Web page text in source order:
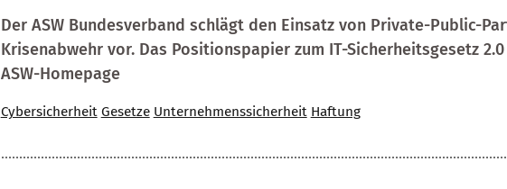
Der ASW Bundesverband schlägt den Einsatz von Private-Public-
Krisenabwehr vor. Das Positionspapier zum IT-Sicherheitsgesetz
ASW-Homepage
Cybersicherheit Gesetze Unternehmenssicherheit Haftung